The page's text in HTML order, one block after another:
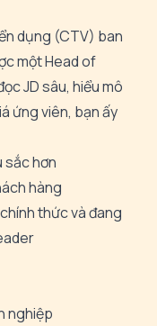
dụng (CTV) ban
một Head of
JD sâu, hiểu mô
ứng viên, bạn ấy
sắc hơn
hàng
thức và đang
nghiệp